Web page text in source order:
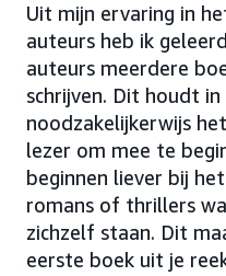
Uit mijn ervaring in
auteurs heb ik
auteurs meerdere
schrijven. Dit houdt
noodzakelijkerwijs
lezer om mee te
beginnen liever bij
romans of thrillers
zichzelf staan. Dit
eerste boek uit je